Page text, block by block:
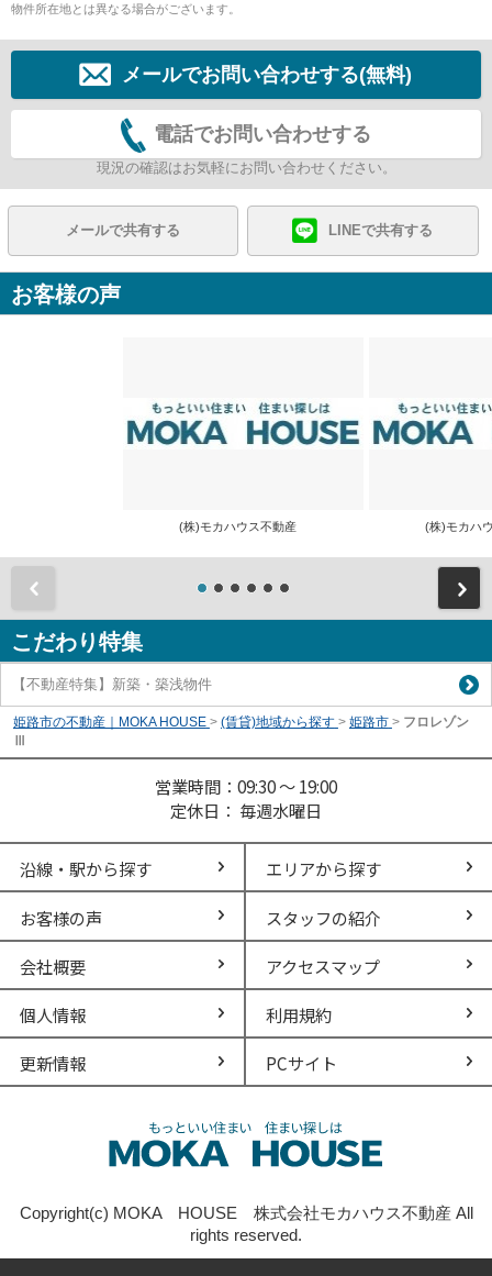
物件所在地とは異なる場合がございます。
メールでお問い合わせする(無料)
電話でお問い合わせする
現況の確認はお気軽にお問い合わせください。
メールで共有する LINEで共有する
お客様の声
(株)モカハウス不動産 (株)モカハ
こだわり特集
【不動産特集】新築・築浅物件
姫路市の不動産｜MOKA HOUSE > (賃貸)地域から探す > 姫路市 > フロレゾン
営業時間：09:30 ～ 19:00
定休日： 毎週水曜日
沿線・駅から探す エリアから探す
お客様の声 スタッフの紹介
会社概要 アクセスマップ
個人情報 利用規約
更新情報 PCサイト
Copyright(c) MOKA HOUSE 株式会社モカハウス不動産 All
rights reserved.